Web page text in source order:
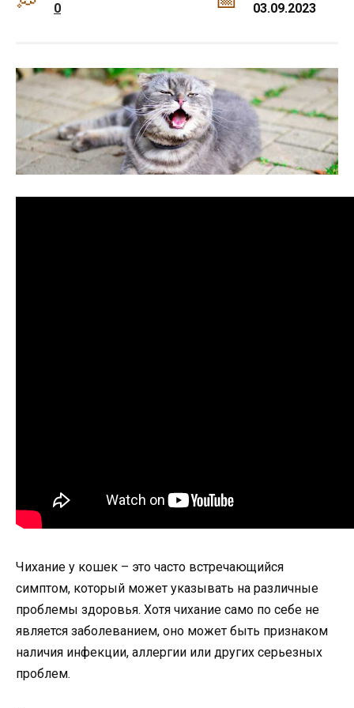
0 03.09.2023
Чихание у кошек – это часто встречающийся
симптом, который может указывать на различные
проблемы здоровья. Хотя чихание само по себе не
является заболеванием, оно может быть признаком
наличия инфекции, аллергии или других серьезных
проблем.